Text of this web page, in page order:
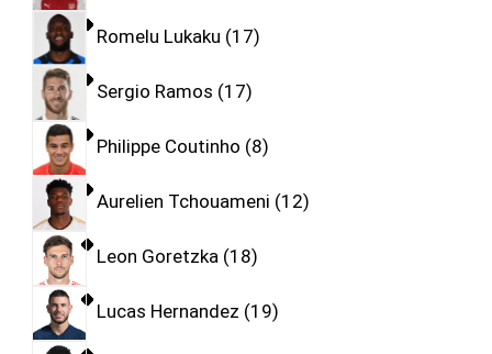
Romelu Lukaku 17
Sergio Ramos 17
Philippe Coutinho 8
Aurelien Tchouameni 12
Leon Goretzka 18
Lucas Hernandez 19